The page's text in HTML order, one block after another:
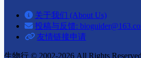
关于我们 (About Us)
投稿与反馈:
友情链接申请
生物行 © 2002-2026 All Rights